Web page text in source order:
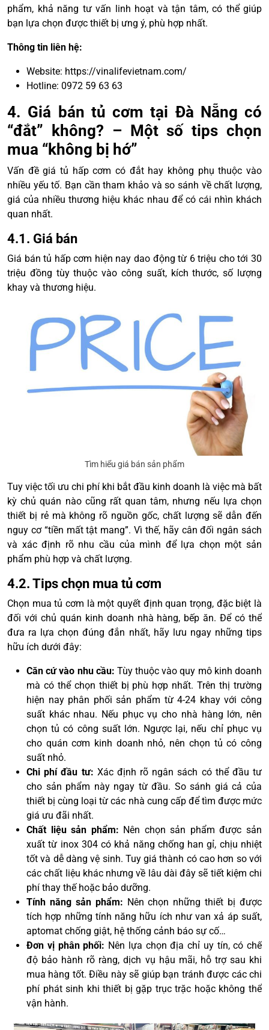
phẩm, khả năng tư vấn linh hoạt và tận tâm, có thể giúp
bạn lựa chọn được thiết bị ưng ý, phù hợp nhất.
Thông tin liên hệ:
Website: https://vinalifevietnam.com/
Hotline: 0972 59 63 63
4. Giá bán tủ cơm tại Đà Nẵng có
“đắt” không? – Một số tips chọn
mua “không bị hớ”
Vấn đề giá tủ hấp cơm có đắt hay không phụ thuộc vào
nhiều yếu tố. Bạn cần tham khảo và so sánh về chất lượng,
giá của nhiều thương hiệu khác nhau để có cái nhìn khách
quan nhất.
4.1. Giá bán
Giá bán tủ hấp cơm hiện nay dao động từ 6 triệu cho tới 30
triệu đồng tùy thuộc vào công suất, kích thước, số lượng
khay và thương hiệu.
Tìm hiểu giá bán sản phẩm
Tuy việc tối ưu chi phí khi bắt đầu kinh doanh là việc mà bất
kỳ chủ quán nào cũng rất quan tâm, nhưng nếu lựa chọn
thiết bị rẻ mà không rõ nguồn gốc, chất lượng sẽ dẫn đến
nguy cơ “tiền mất tật mang”. Vì thế, hãy cân đối ngân sách
và xác định rõ nhu cầu của mình để lựa chọn một sản
phẩm phù hợp và chất lượng.
4.2. Tips chọn mua tủ cơm
Chọn mua tủ cơm là một quyết định quan trọng, đặc biệt là
đối với chủ quán kinh doanh nhà hàng, bếp ăn. Để có thể
đưa ra lựa chọn đúng đắn nhất, hãy lưu ngay những tips
hữu ích dưới đây:
Căn cứ vào nhu cầu: Tùy thuộc vào quy mô kinh doanh
mà có thể chọn thiết bị phù hợp nhất. Trên thị trường
hiện nay phân phối sản phẩm từ 4-24 khay với công
suất khác nhau. Nếu phục vụ cho nhà hàng lớn, nên
chọn tủ có công suất lớn. Ngược lại, nếu chỉ phục vụ
cho quán cơm kinh doanh nhỏ, nên chọn tủ có công
suất nhỏ.
Chi phí đầu tư: Xác định rõ ngân sách có thể đầu tư
cho sản phẩm này ngay từ đầu. So sánh giá cả của
thiết bị cùng loại từ các nhà cung cấp để tìm được mức
giá ưu đãi nhất.
Chất liệu sản phẩm: Nên chọn sản phẩm được sản
xuất từ inox 304 có khả năng chống han gỉ, chịu nhiệt
tốt và dễ dàng vệ sinh. Tuy giá thành có cao hơn so với
các chất liệu khác nhưng về lâu dài đây sẽ tiết kiệm chi
phí thay thế hoặc bảo dưỡng.
Tính năng sản phẩm: Nên chọn những thiết bị được
tích hợp những tính năng hữu ích như van xả áp suất,
aptomat chống giật, hệ thống cảnh báo sự cố…
Đơn vị phân phối: Nên lựa chọn địa chỉ uy tín, có chế
độ bảo hành rõ ràng, dịch vụ hậu mãi, hỗ trợ sau khi
mua hàng tốt. Điều này sẽ giúp bạn tránh được các chi
phí phát sinh khi thiết bị gặp trục trặc hoặc không thể
vận hành.